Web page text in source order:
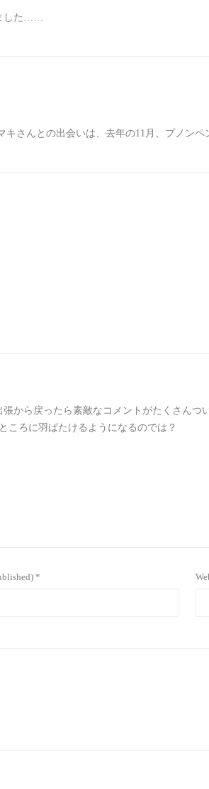
した……
さんとの出会いは、去年の11月、プノン
から戻ったら素敵なコメントがたくさんつ
ころに羽ばたけるようになるのでは？
*